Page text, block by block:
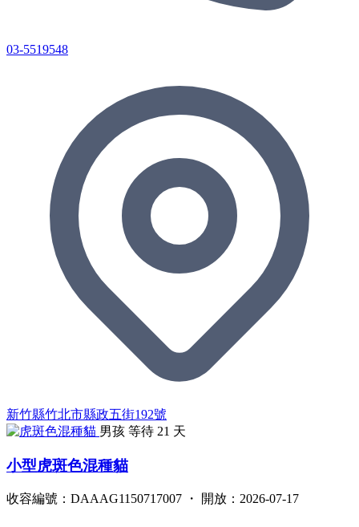
03-5519548
新竹縣竹北市縣政五街192號
男孩 等待 21 天
小型虎斑色混種貓
收容編號：DAAAG1150717007 ・ 開放：2026-07-17